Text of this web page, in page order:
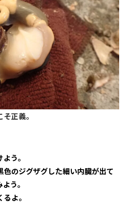
正義。
う。
色のジグザグした細い内臓が出て
う。
よ。